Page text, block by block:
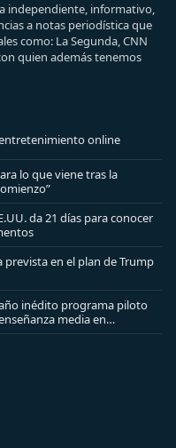
independiente, informativo,
a notas periodística que
como: La Segunda, CNN
quien además tenemos
online
lo que viene tras la
da 21 días para conocer
en el plan de Trump
inédito programa piloto
media en